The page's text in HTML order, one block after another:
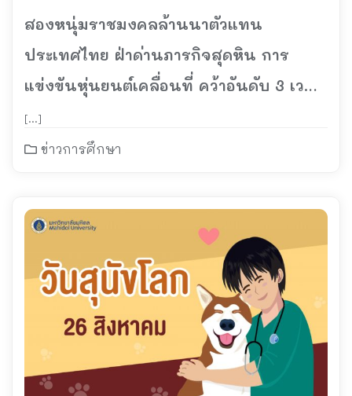
สองหนุ่มราชมงคลล้านนาตัวแทน
ประเทศไทย ฝ่าด่านภารกิจสุดหิน การ
แข่งขันหุ่นยนต์เคลื่อนที่ คว้าอันดับ 3 เวที
World Skills Asia Online Friendly Skills
Game 2021
[…]
ข่าวการศึกษา